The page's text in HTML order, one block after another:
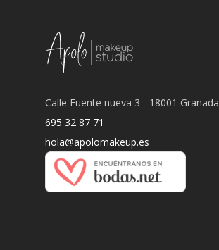
Calle Fuente nueva 3 - 18001 Granada
695 32 87 71
hola@apolomakeup.es